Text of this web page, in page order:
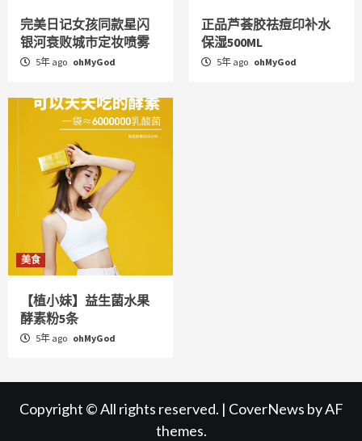
完美日记女孩同款星闪
银河衰败城市定妆喷雾
5年 ago ohMyGod
正品芦荟胶祛痘印补水
保湿500ML
5年 ago ohMyGod
美食
【植小妹】益生菌水果
酵素粉5条
5年 ago ohMyGod
Copyright © All rights reserved. | CoverNews by AF
themes.